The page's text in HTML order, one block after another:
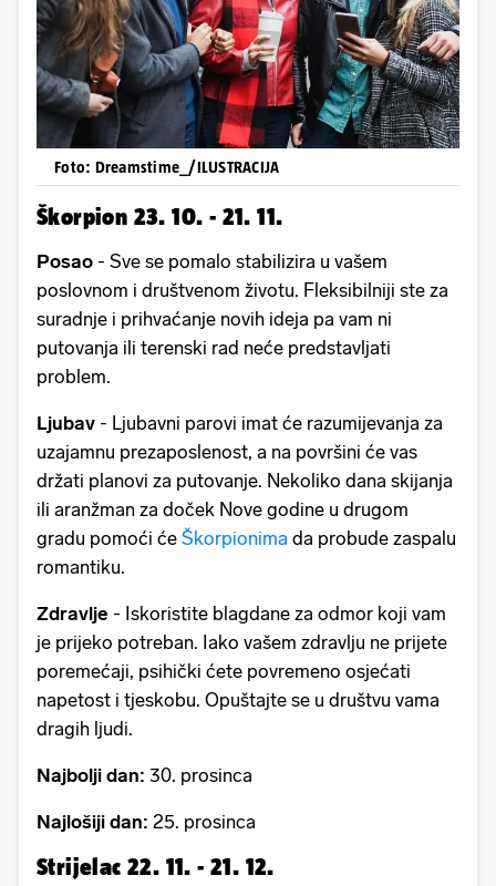
Foto: Dreamstime_/ILUSTRACIJA
Škorpion 23. 10. - 21. 11.
Posao - Sve se pomalo stabilizira u vašem
poslovnom i društvenom životu. Fleksibilniji ste za
suradnje i prihvaćanje novih ideja pa vam ni
putovanja ili terenski rad neće predstavljati
problem.
Ljubav - Ljubavni parovi imat će razumijevanja za
uzajamnu prezaposlenost, a na površini će vas
držati planovi za putovanje. Nekoliko dana skijanja
ili aranžman za doček Nove godine u drugom
gradu pomoći će Škorpionima da probude zaspalu
romantiku.
Zdravlje - Iskoristite blagdane za odmor koji vam
je prijeko potreban. Iako vašem zdravlju ne prijete
poremećaji, psihički ćete povremeno osjećati
napetost i tjeskobu. Opuštajte se u društvu vama
dragih ljudi.
Najbolji dan: 30. prosinca
Najlošiji dan: 25. prosinca
Strijelac 22. 11. - 21. 12.